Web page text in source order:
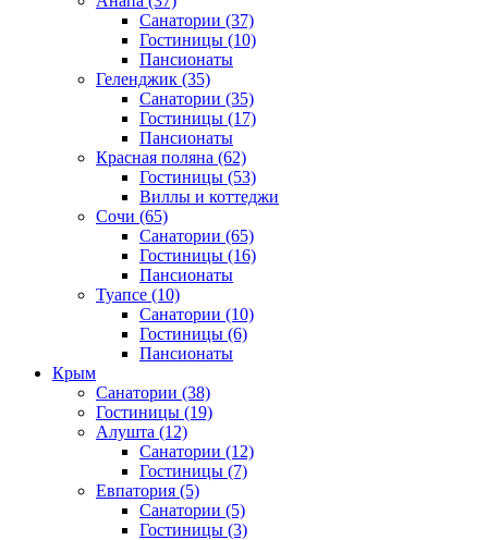
Санатории (37)
Гостиницы (10)
Пансионаты
Геленджик (35)
Санатории (35)
Гостиницы (17)
Пансионаты
Красная поляна (62)
Гостиницы (53)
Виллы и коттеджи
Сочи (65)
Санатории (65)
Гостиницы (16)
Пансионаты
Туапсе (10)
Санатории (10)
Гостиницы (6)
Пансионаты
Крым
Санатории (38)
Гостиницы (19)
Алушта (12)
Санатории (12)
Гостиницы (7)
Евпатория (5)
Санатории (5)
Гостиницы (3)